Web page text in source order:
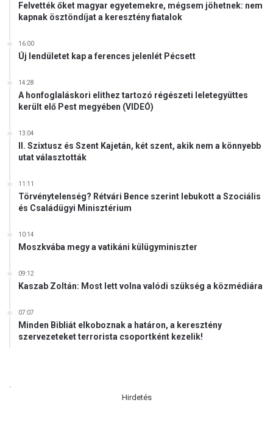
Felvették őket magyar egyetemekre, mégsem jöhetnek: nem
kapnak ösztöndíjat a keresztény fiatalok
16:00
Új lendületet kap a ferences jelenlét Pécsett
14:28
A honfoglaláskori elithez tartozó régészeti leletegyüttes
került elő Pest megyében (VIDEÓ)
13:04
II. Szixtusz és Szent Kajetán, két szent, akik nem a könnyebb
utat választották
11:11
Törvénytelenség? Rétvári Bence szerint lebukott a Szociális
és Családügyi Minisztérium
10:14
Moszkvába megy a vatikáni külügyminiszter
09:12
Kaszab Zoltán: Most lett volna valódi szükség a közmédiára
07:07
Minden Bibliát elkoboznak a határon, a keresztény
szervezeteket terrorista csoportként kezelik!
.
Hirdetés